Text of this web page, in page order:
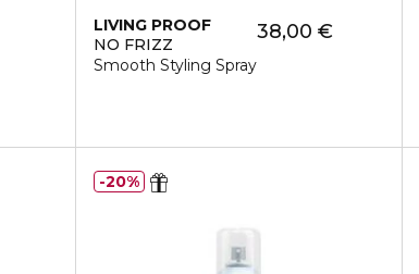
LIVING PROOF
NO FRIZZ
Smooth Styling Spray
38,00 €
20%